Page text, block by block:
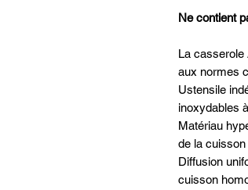
Ne contient
La casserole
aux normes
Ustensile
inoxydables
Matériau
de la
Diffusion
cuisson